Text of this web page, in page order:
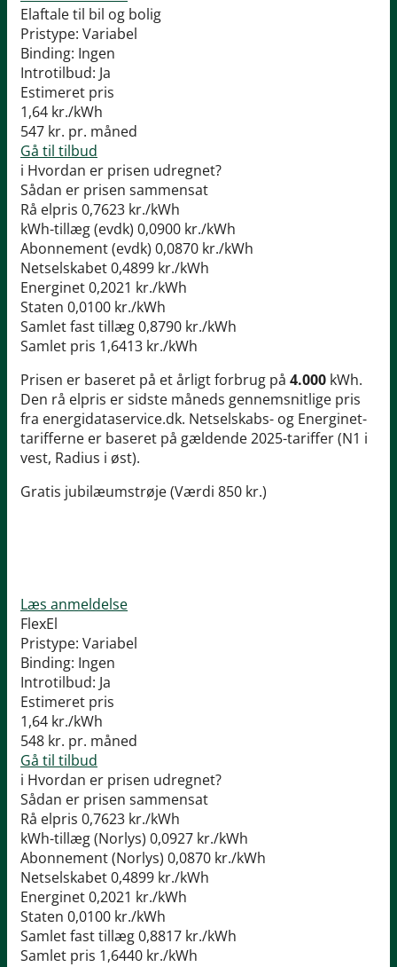
Elaftale til bil og bolig
Pristype: Variabel
Binding: Ingen
Introtilbud: Ja
Estimeret pris
1,64 kr./kWh
547 kr. pr. måned
Gå til tilbud
i Hvordan er prisen udregnet?
Sådan er prisen sammensat
Rå elpris 0,7623 kr./kWh
kWh-tillæg (evdk) 0,0900 kr./kWh
Abonnement (evdk) 0,0870 kr./kWh
Netselskabet0,4899 kr./kWh
Energinet0,2021 kr./kWh
Staten 0,0100 kr./kWh
Samlet fast tillæg0,8790 kr./kWh
Samlet pris 1,6413 kr./kWh
Prisen er baseret på et årligt forbrug på 4.000 kWh.
Den rå elpris er sidste måneds gennemsnitlige pris
fra energidataservice.dk. Netselskabs- og Energinet-
tarifferne er baseret på gældende 2025-tariffer (N1 i
vest, Radius i øst).
Gratis jubilæumstrøje (Værdi 850 kr.)
Læs anmeldelse
FlexEl
Pristype: Variabel
Binding: Ingen
Introtilbud: Ja
Estimeret pris
1,64 kr./kWh
548 kr. pr. måned
Gå til tilbud
i Hvordan er prisen udregnet?
Sådan er prisen sammensat
Rå elpris 0,7623 kr./kWh
kWh-tillæg (Norlys) 0,0927 kr./kWh
Abonnement (Norlys) 0,0870 kr./kWh
Netselskabet0,4899 kr./kWh
Energinet0,2021 kr./kWh
Staten 0,0100 kr./kWh
Samlet fast tillæg0,8817 kr./kWh
Samlet pris 1,6440 kr./kWh